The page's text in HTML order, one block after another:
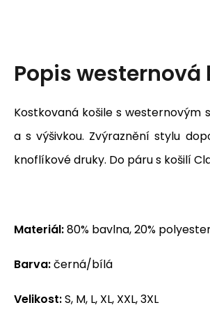
Popiswesternová
Kostkovaná košile s
a s výšivkou. Zvýraznění stylu
knoflíkové druky. Do páru s košilí
Materiál:80% bavlna, 20%
Barva:černá/bílá
Velikost:S, M, L, XL, XXL, 3XL